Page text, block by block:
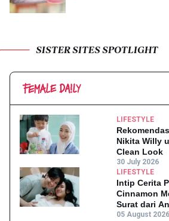
SISTER SITES SPOTLIGHT
LIFESTYLE
Nikita Willy
Clean Look
30 July 2026
LIFESTYLE
Intip Cerita
Cinnamon
Surat dari
05 August 2026